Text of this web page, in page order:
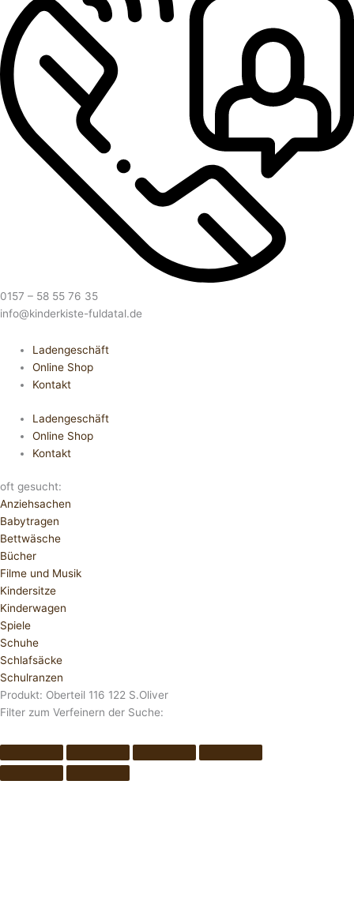
0157 – 58 55 76 35
info@kinderkiste-fuldatal.de
Ladengeschäft
Online Shop
Kontakt
Ladengeschäft
Online Shop
Kontakt
oft gesucht:
Anziehsachen
Babytragen
Bettwäsche
Bücher
Filme und Musik
Kindersitze
Kinderwagen
Spiele
Schuhe
Schlafsäcke
Schulranzen
Produkt: Oberteil 116 122 S.Oliver
Filter zum Verfeinern der Suche: